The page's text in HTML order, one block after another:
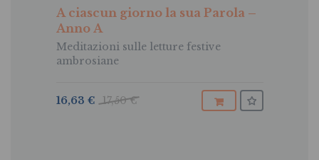
A ciascun giorno la sua Parola –
Anno A
Meditazioni sulle letture festive
ambrosiane
17,50 €
16,63 €